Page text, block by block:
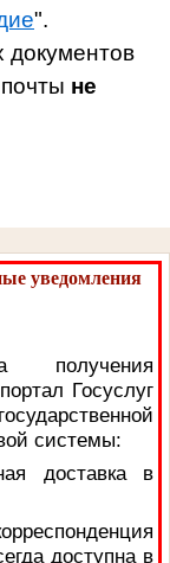
".
документов
не
уведомления
получения
Госуслуг
системы:
доставка в
доступна в